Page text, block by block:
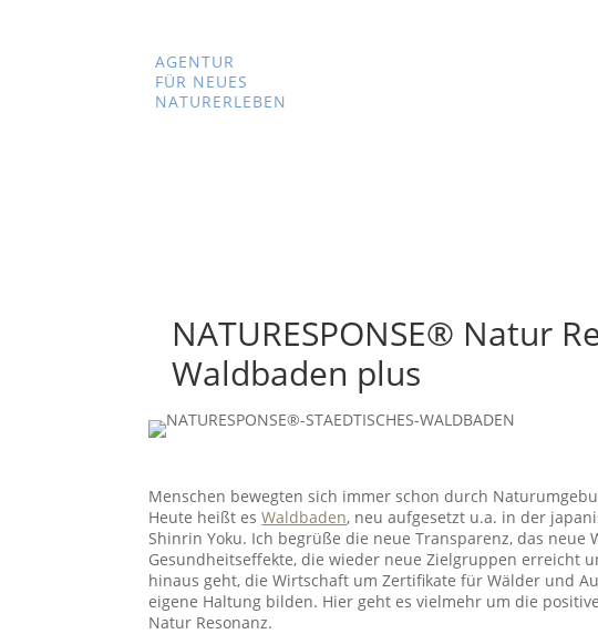
AGENTUR
FÜR NEUES
NATURERLEBEN
NATURESPONSE® Natur
Waldbaden plus
Menschen bewegten sich immer schon durch
Heute heißt esWaldbaden, neu aufgesetzt u.a. in der
Shinrin Yoku. Ich begrüße die neue Transparenz, das neue
Gesundheitseffekte, die wieder neue Zielgruppen erreicht
hinaus geht, die Wirtschaft um Zertifikate für Wälder und
eigene Haltung bilden. Hier geht es vielmehr um die
Natur Resonanz.